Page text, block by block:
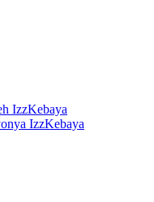
IzzKebaya
IzzKebaya